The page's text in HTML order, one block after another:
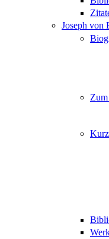
Joseph von